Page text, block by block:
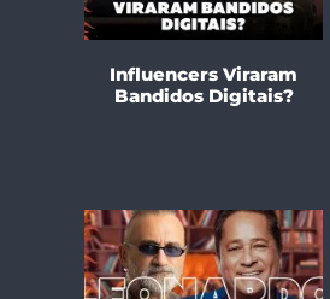
Influencers Viraram
Bandidos Digitais?